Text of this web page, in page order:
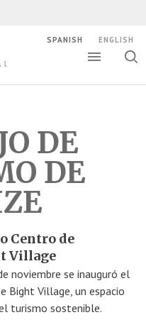
SPANISH ENGLISH
DE
DE
Centro de
Village
noviembre se inauguró el
Bight Village, un espacio
turismo sostenible.